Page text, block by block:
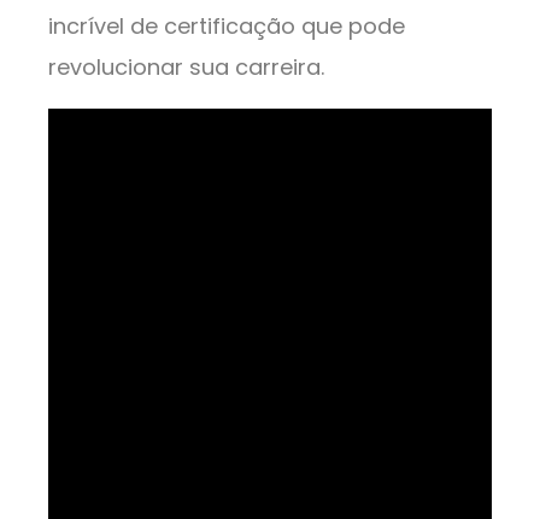
incrível de certificação que pode
revolucionar sua carreira.